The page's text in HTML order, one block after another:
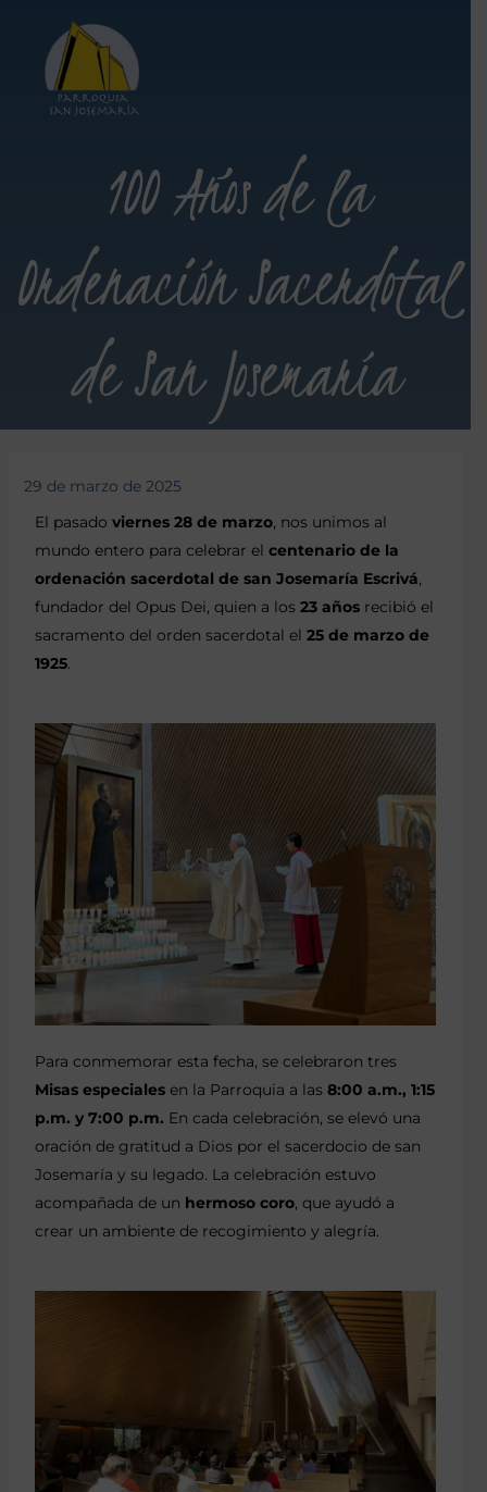
100 Años de la
Ordenación Sacerdotal
de San Josemaría
29 de marzo de 2025
El pasado viernes 28 de marzo, nos unimos al
mundo entero para celebrar el centenario de la
ordenación sacerdotal de san Josemaría Escrivá,
fundador del Opus Dei, quien a los 23 añosrecibió el
sacramento del orden sacerdotal el 25 de marzo de
1925.
Para conmemorar esta fecha, se celebraron tres
Misas especialesen la Parroquia a las 8:00 a.m., 1:15
p.m. y 7:00 p.m. En cada celebración, se elevó una
oración de gratitud a Dios por el sacerdocio de san
Josemaría y su legado. La celebración estuvo
acompañada de un hermoso coro, que ayudó a
crear un ambiente de recogimiento y alegría.